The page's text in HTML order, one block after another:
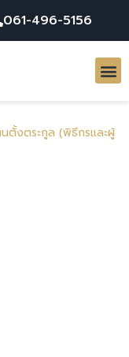
061-496-5156
ตั้งตระกูล (พิธีกรและผู้